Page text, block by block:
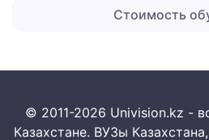
Стоимость
© 2011-2026 Univision.kz -
Казахстане. ВУЗы